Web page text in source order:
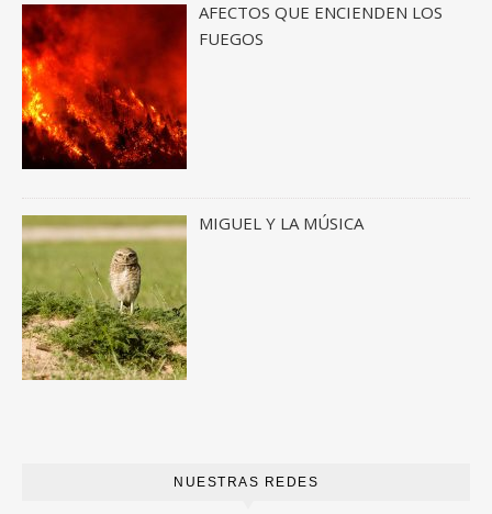
AFECTOS QUE ENCIENDEN LOS
FUEGOS
MIGUEL Y LA MÚSICA
NUESTRAS REDES